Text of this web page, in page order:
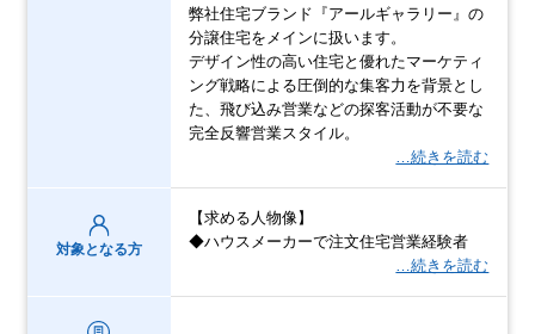
弊社住宅ブランド『アールギャラリー』の
分譲住宅をメインに扱います。
デザイン性の高い住宅と優れたマーケティ
ング戦略による圧倒的な集客力を背景とし
た、飛び込み営業などの探客活動が不要な
完全反響営業スタイル。
…続きを読む
対象となる方
【求める人物像】
◆ハウスメーカーで注文住宅営業経験者
…続きを読む